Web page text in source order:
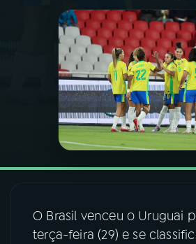
PROGRAMAS
PODCASTS
VIDEOCASTS
ÚLTIMAS
ACOMPANHE A RÁDIO NACIONAL
O Brasil venceu o Uruguai
terça-feira (29) e se